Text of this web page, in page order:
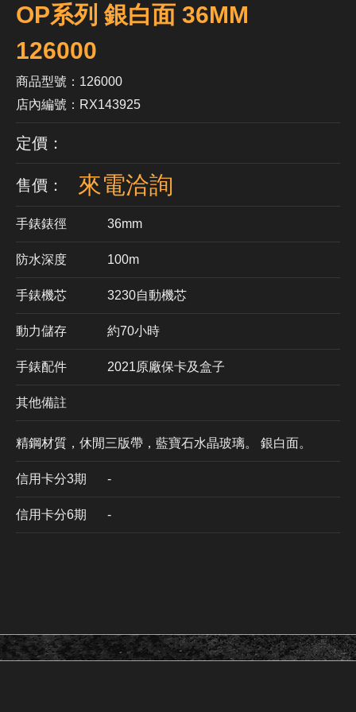
OP系列 銀白面 36MM
126000
商品型號：126000
店內編號：RX143925
定價：
售價： 來電洽詢
手錶錶徑 36mm
防水深度 100m
手錶機芯 ​3230自動機芯
動力儲存 約70小時
手錶配件 2021原廠保卡及盒子
其他備註
精鋼材質，休閒三版帶，藍寶石水晶玻璃。 銀白面。
信用卡分3期 ​-
信用卡分6期 -